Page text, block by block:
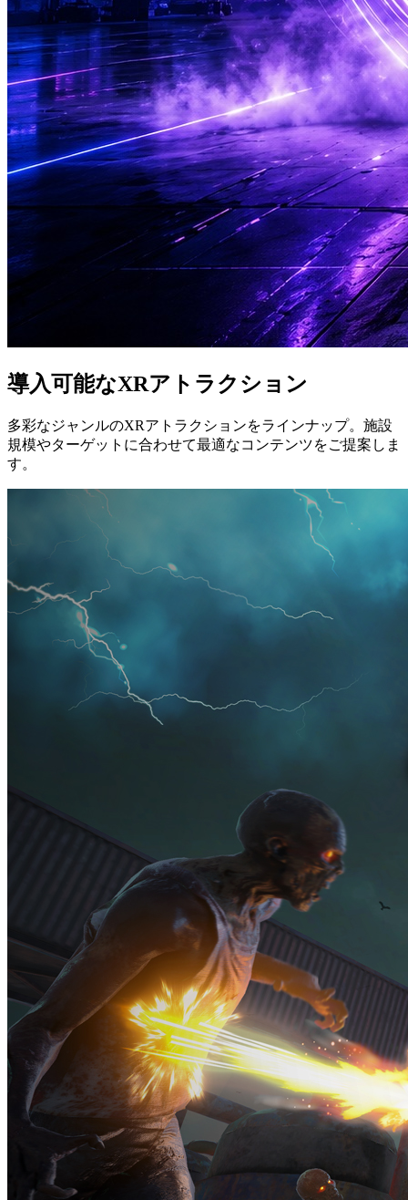
導入可能なXRアトラクション
多彩なジャンルのXRアトラクションをラインナップ。施設
規模やターゲットに合わせて最適なコンテンツをご提案しま
す。